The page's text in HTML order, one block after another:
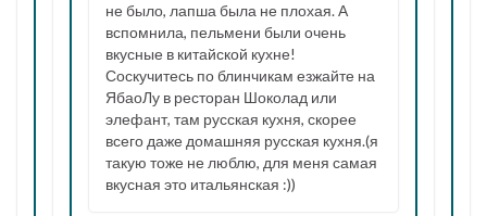
не было, лапша была не плохая. А
вспомнила, пельмени были очень
вкусные в китайской кухне!
Соскучитесь по блинчикам езжайте на
ЯбаоЛу в ресторан Шоколад или
элефант, там русская кухня, скорее
всего даже домашняя русская кухня.(я
такую тоже не люблю, для меня самая
вкусная это итальянская :))